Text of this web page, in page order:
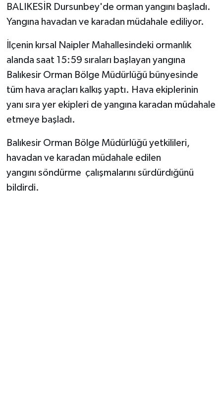
BALIKESİR Dursunbey'de orman yangını başladı.
Yangına havadan ve karadan müdahale ediliyor.
İlçenin kırsal Naipler Mahallesindeki ormanlık
alanda saat 15:59 sıraları başlayan yangına
Balıkesir Orman Bölge Müdürlüğü bünyesinde
tüm hava araçları kalkış yaptı. Hava ekiplerinin
yanı sıra yer ekipleri de yangına karadan müdahale
etmeye başladı.
Balıkesir Orman Bölge Müdürlüğü yetkilileri,
havadan ve karadan müdahale edilen
yangını söndürme çalışmalarını sürdürdığünü
bildirdi.